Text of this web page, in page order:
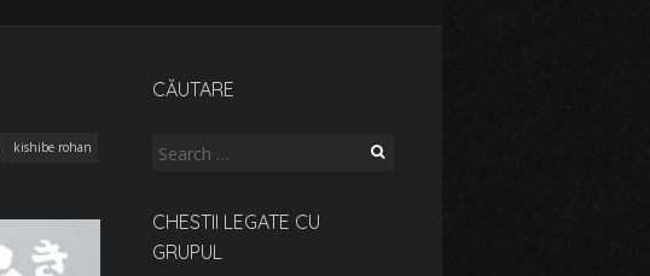
kishibe rohan
CĂUTARE
Search
CHESTII LEGATE CU
GRUPUL